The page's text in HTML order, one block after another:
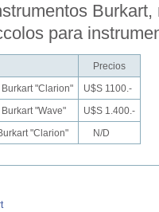
para
Precios
"Clarion" U$S 1100.-
"Wave" U$S 1.400.-
"Clarion" N/D